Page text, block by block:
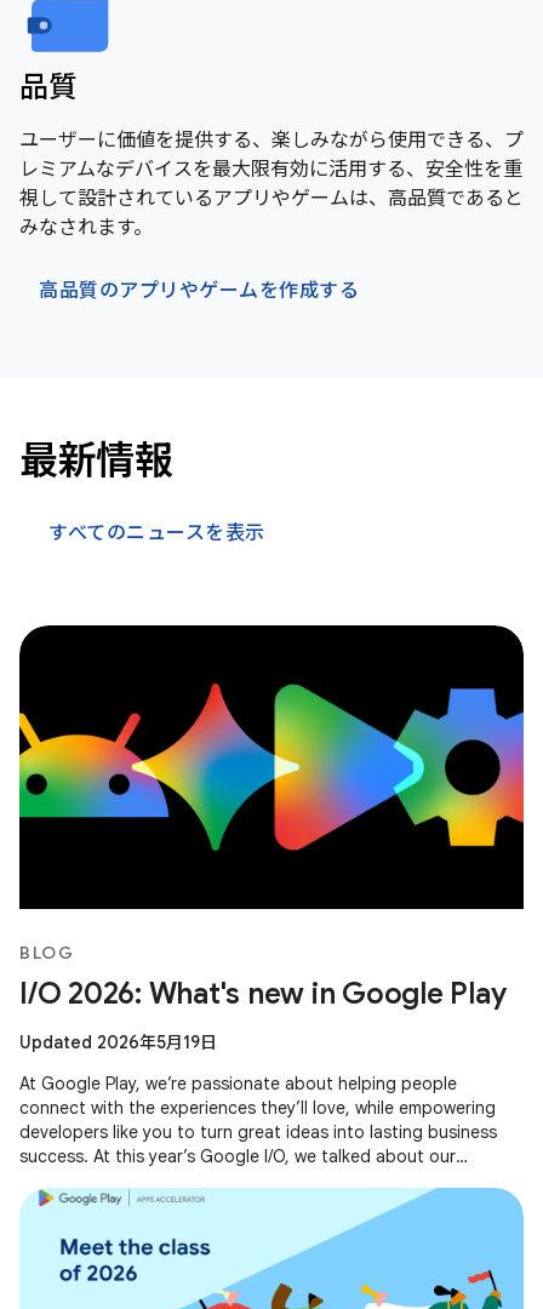
品質
ユーザーに価値を提供する、楽しみながら使用できる、プ
レミアムなデバイスを最大限有効に活用する、安全性を重
視して設計されているアプリやゲームは、高品質であると
みなされます。
高品質のアプリやゲームを作成する
最新情報
すべてのニュースを表示
BLOG
I/O 2026: What's new in Google Play
Updated 2026年5月19日
At Google Play, we’re passionate about helping people
connect with the experiences they’ll love, while empowering
developers like you to turn great ideas into lasting business
success. At this year’s Google I/O, we talked about our